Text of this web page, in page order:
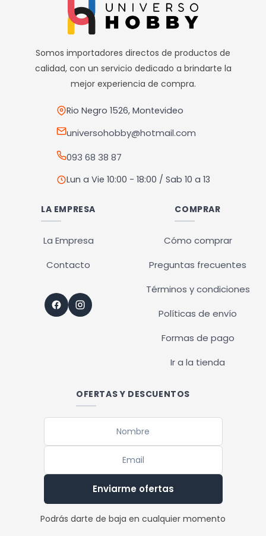
Somos importadores directos de productos de
calidad, con un servicio dedicado a brindarte la
mejor experiencia de compra.
Rio Negro 1526, Montevideo
universohobby@hotmail.com
093 68 38 87
Lun a Vie 10:00 - 18:00 / Sab 10 a 13
LA EMPRESA
La Empresa
Contacto
COMPRAR
Cómo comprar
Preguntas frecuentes
Términos y condiciones
Políticas de envío
Formas de pago
Ir a la tienda
OFERTAS Y DESCUENTOS
Enviarme ofertas
Podrás darte de baja en cualquier momento